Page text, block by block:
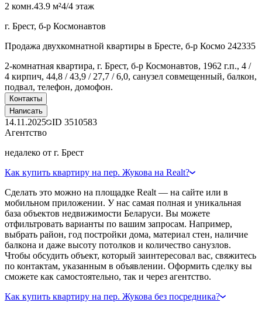
2 комн.43.9 м²4/4 этаж
г. Брест, б-р Космонавтов
Продажа двухкомнатной квартиры в Бресте, б-р Космо 242335
2-комнатная квартира, г. Брест, б-р Космонавтов, 1962 г.п., 4 /
4 кирпич, 44,8 / 43,9 / 27,7 / 6,0, санузел совмещенный, балкон,
подвал, телефон, домофон.
Контакты
Написать
14.11.2025 ID 3510583
Агентство
недалеко от г. Брест
Как купить квартиру на пер. Жукова на Realt?
Сделать это можно на площадке Realt — на сайте или в
мобильном приложении. У нас самая полная и уникальная
база объектов недвижимости Беларуси. Вы можете
отфильтровать варианты по вашим запросам. Например,
выбрать район, год постройки дома, материал стен, наличие
балкона и даже высоту потолков и количество санузлов.
Чтобы обсудить объект, который заинтересовал вас, свяжитесь
по контактам, указанным в объявлении. Оформить сделку вы
сможете как самостоятельно, так и через агентство.
Как купить квартиру на пер. Жукова без посредника?